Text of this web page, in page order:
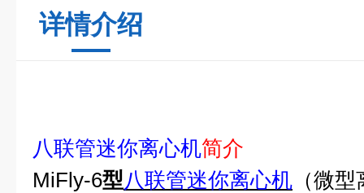
详情介绍
八联管迷你离心机简介
MiFly-6型八联管迷你离心机 （微